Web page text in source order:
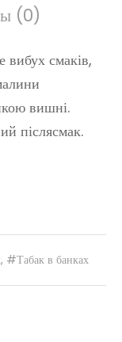
(0)
смаків,
вишні.
післясмак.
, #Табак в банках